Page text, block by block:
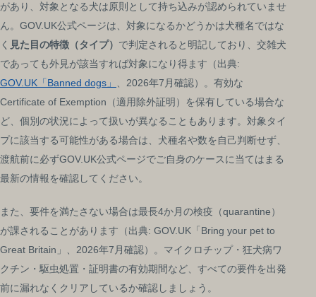
があり、対象となる犬は原則として持ち込みが認められていませ
ん。GOV.UK公式ページは、対象になるかどうかは犬種名ではな
く 見た目の特徴（タイプ） で判定されると明記しており、交雑犬
であっても外見が該当すれば対象になり得ます（出典:
GOV.UK「Banned dogs」
、2026年7月確認）。有効な
Certificate of Exemption（適用除外証明）を保有している場合な
ど、個別の状況によって扱いが異なることもあります。対象タイ
プに該当する可能性がある場合は、犬種名や数を自己判断せず、
渡航前に必ずGOV.UK公式ページでご自身のケースに当てはまる
最新の情報を確認してください。
また、要件を満たさない場合は最長4か月の検疫（quarantine）
が課されることがあります（出典: GOV.UK「Bring your pet to
Great Britain」、2026年7月確認）。マイクロチップ・狂犬病ワ
クチン・駆虫処置・証明書の有効期間など、すべての要件を出発
前に漏れなくクリアしているか確認しましょう。